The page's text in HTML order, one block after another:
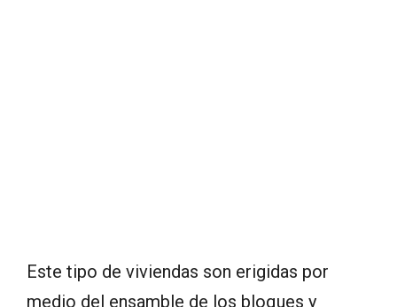
Este tipo de viviendas son erigidas por
medio del ensamble de los bloques y